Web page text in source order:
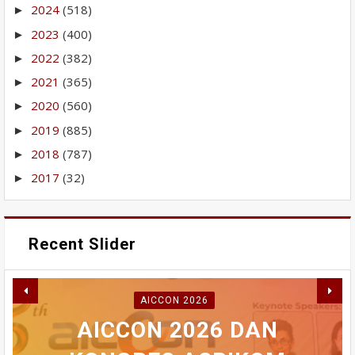
► 2024 (518)
► 2023 (400)
► 2022 (382)
► 2021 (365)
► 2020 (560)
► 2019 (885)
► 2018 (787)
► 2017 (32)
Recent Slider
PERBAIKAN IPA GUNUNG
AICCON 2026
AICCON 2026 DAN
RABU INI MAHASISWA
AKAN BERDEMONSTRASI
WAKO FADLY AMRAN